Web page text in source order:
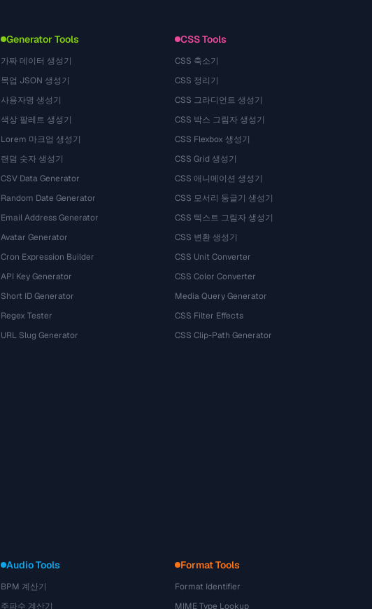
Generator Tools
가짜 데이터 생성기
목업 JSON 생성기
사용자명 생성기
색상 팔레트 생성기
Lorem 마크업 생성기
랜덤 숫자 생성기
CSV Data Generator
Random Date Generator
Email Address Generator
Avatar Generator
Cron Expression Builder
API Key Generator
Short ID Generator
Regex Tester
URL Slug Generator
CSS Tools
CSS 축소기
CSS 정리기
CSS 그라디언트 생성기
CSS 박스 그림자 생성기
CSS Flexbox 생성기
CSS Grid 생성기
CSS 애니메이션 생성기
CSS 모서리 둥글기 생성기
CSS 텍스트 그림자 생성기
CSS 변환 생성기
CSS Unit Converter
CSS Color Converter
Media Query Generator
CSS Filter Effects
CSS Clip-Path Generator
Audio Tools
BPM 계산기
주파수 계산기
Format Tools
Format Identifier
MIME Type Lookup